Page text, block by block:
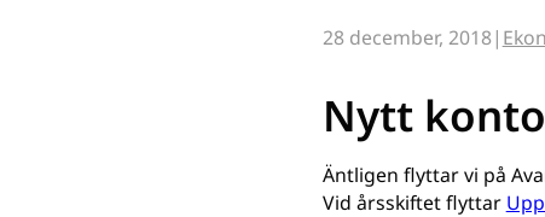
28 december, 2018
Nytt
Äntligen flyttar vi på
Vid årsskiftet flyttar